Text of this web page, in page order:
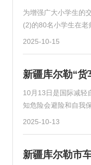
为增强广大小学生的
(2)的80名小学生在老
2025-10-15
新疆库尔勒“
10月13日是国际减轻
知危险会避险和自我
2025-10-13
新疆库尔勒市